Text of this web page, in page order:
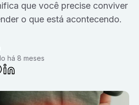
que você precise conviver
o que está acontecendo.
há 8 meses